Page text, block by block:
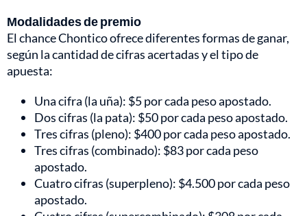
Modalidades de premio
El chance Chontico ofrece diferentes formas de ganar,
según la cantidad de cifras acertadas y el tipo de
apuesta:
Una cifra (la uña): $5 por cada peso apostado.
Dos cifras (la pata): $50 por cada peso apostado.
Tres cifras (pleno): $400 por cada peso apostado.
Tres cifras (combinado): $83 por cada peso
apostado.
Cuatro cifras (superpleno): $4.500 por cada peso
apostado.